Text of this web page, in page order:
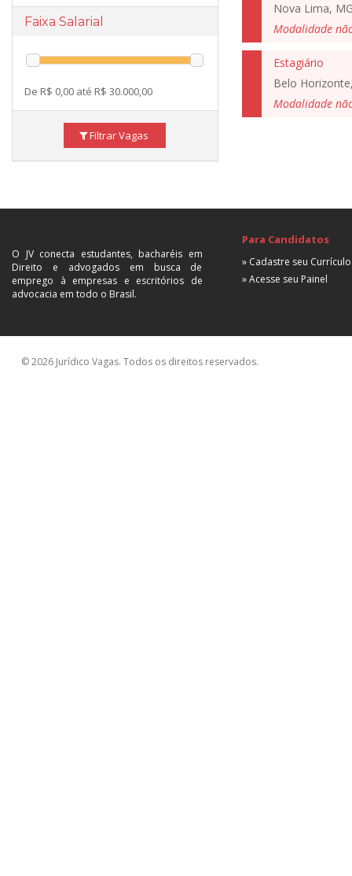
Faixa Salarial
De R$ 0,00 até R$ 30.000,00
Filtrar Vagas
Nova Lima,
Modalidade
Estagiário
Belo
Modalidade
O JV conecta estudantes, bacharéis em
Direito e advogados em busca de
emprego à empresas e escritórios de
advocacia em todo o Brasil.
Para Candidatos
» Cadastre seu Currículo
» Acesse seu Painel
© 2026 Jurídico Vagas. Todos os direitos reservados.